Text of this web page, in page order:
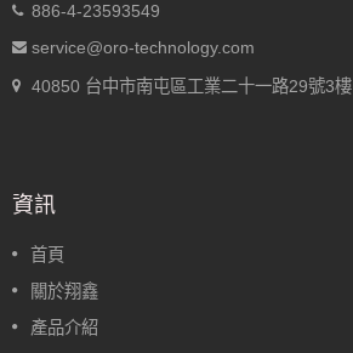
886-4-23593549
service@oro-technology.com
40850 台中市南屯區工業二十一路29號3樓
資訊
首頁
關於翔鑫
產品介紹